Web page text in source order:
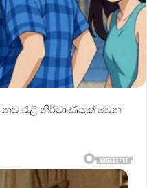
නව රැළි නිර්මාණයක් වෙන